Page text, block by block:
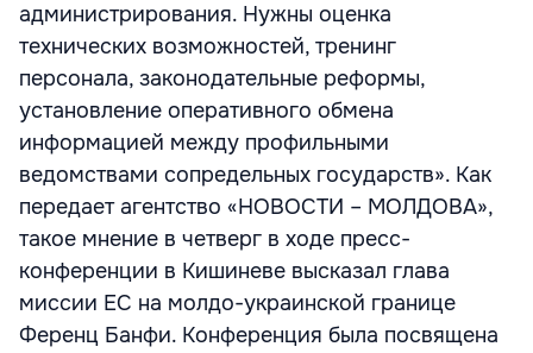
администрирования. Нужны оценка
технических возможностей, тренинг
персонала, законодательные реформы,
установление оперативного обмена
информацией между профильными
ведомствами сопредельных государств». Как
передает агентство «НОВОСТИ – МОЛДОВА»,
такое мнение в четверг в ходе пресс-
конференции в Кишиневе высказал глава
миссии ЕС на молдо-украинской границе
Ференц Банфи. Конференция была посвящена